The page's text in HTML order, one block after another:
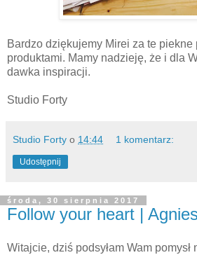
Bardzo dziękujemy Mirei za te piekne
produktami. Mamy nadzieję, że i dla
dawka inspiracji.
Studio Forty
Studio Forty o 14:44 1 komentarz:
Udostępnij
środa, 30 sierpnia 2017
Follow your heart |
Witajcie, dziś podsyłam Wam pomysł